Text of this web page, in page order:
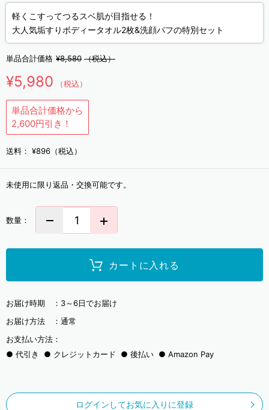
軽くこすってつるスベ肌が目指せる！
大人気垢すりボディータオル2枚&洗顔パフの特別セット
単品合計価格 ¥8,580 （税込）
¥5,980 （税込）
単品合計価格から
2,600円引き！
送料： ¥896（税込）
未使用に限り返品・交換可能です。
数量：
カートに入れる
お届け時期 ： 3～6日でお届け
お届け方法 ： 通常
お支払い方法：
代引き
クレジットカード 後払い Amazon Pay
ログインしてお気に入りに登録